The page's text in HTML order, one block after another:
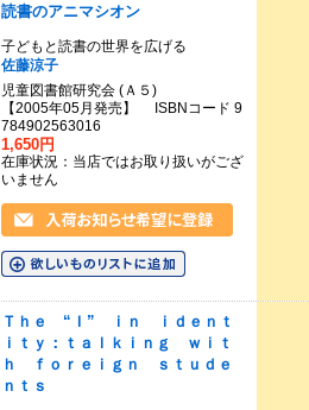
読書のアニマシオン
子どもと読書の世界を広げる
佐藤涼子
児童図書館研究会 (Ａ５)
【2005年05月発売】 ISBNコード 9
784902563016
1,650円
在庫状況：当店ではお取り扱いがござ
いません
Ｔｈｅ “Ｉ” ｉｎ ｉｄｅｎｔ
ｉｔｙ：ｔａｌｋｉｎｇ ｗｉｔ
ｈ ｆｏｒｅｉｇｎ ｓｔｕｄｅ
ｎｔｓ